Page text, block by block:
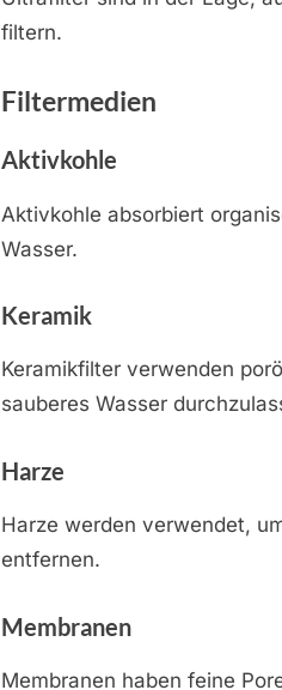
filtern.
Filtermedien
Aktivkohle
Aktivkohle absorbiert
Wasser.
Keramik
Keramikfilter verwenden
sauberes Wasser
Harze
Harze werden verwendet,
entfernen.
Membranen
Membranen haben feine